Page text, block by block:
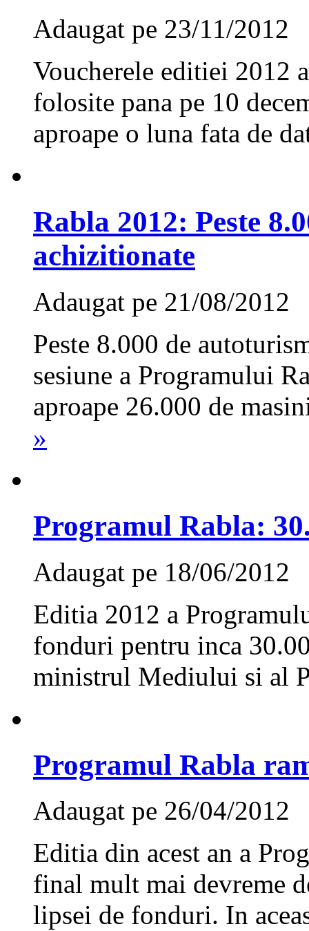
Adaugat pe 23/11/2012
Voucherele editiei 2012
folosite pana pe 10
aproape o luna fata de
Rabla 2012: Peste
achizitionate
Adaugat pe 21/08/2012
Peste 8.000 de
sesiune a Programului
aproape 26.000 de
»
Programul Rabla:
Adaugat pe 18/06/2012
Editia 2012 a
fonduri pentru inca
ministrul Mediului si al
Programul Rabla
Adaugat pe 26/04/2012
Editia din acest an a
final mult mai devreme
lipsei de fonduri. In